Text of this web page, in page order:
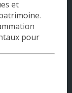
et
pour